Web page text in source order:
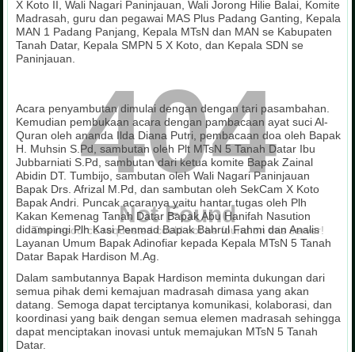
X Koto II, Wali Nagari Paninjauan, Wali Jorong Hilie Balai, Komite
Madrasah, guru dan pegawai MAS Plus Padang Ganting, Kepala
MAN 1 Padang Panjang, Kepala MTsN dan MAN se Kabupaten
Tanah Datar, Kepala SMPN 5 X Koto, dan Kepala SDN se
Paninjauan.
Acara penyambutan dimulai dengan dengan tari pasambahan.
Kemudian pembukaan acara dengan pambacaan ayat suci Al-
Quran oleh ananda Ilda Diana Putri, pembacaan doa oleh Bapak
H. Muhsin S.Pd, sambutan oleh Plt MTsN 5 Tanah Datar Ibu
Jubbarniati S.Pd, sambutan dari ketua komite Bapak Zainal
Abidin DT. Tumbijo, sambutan oleh Wali Nagari Paninjauan
Bapak Drs. Afrizal M.Pd, dan sambutan oleh SekCam X Koto
Bapak Andri. Puncak acaranya yaitu hantar tugas oleh Plh
Kakan Kemenag Tanah Datar Bapak Abu Hanifah Nasution
didampingi Plh Kasi Penmad Bapak Bahrul Fahmi dan Analis
Layanan Umum Bapak Adinofiar kepada Kepala MTsN 5 Tanah
Datar Bapak Hardison M.Ag.
Dalam sambutannya Bapak Hardison meminta dukungan dari
semua pihak demi kemajuan madrasah dimasa yang akan
datang. Semoga dapat terciptanya komunikasi, kolaborasi, dan
koordinasi yang baik dengan semua elemen madrasah sehingga
dapat menciptakan inovasi untuk memajukan MTsN 5 Tanah
Datar.
404
Not Found
The resource requested could not be found on this server!